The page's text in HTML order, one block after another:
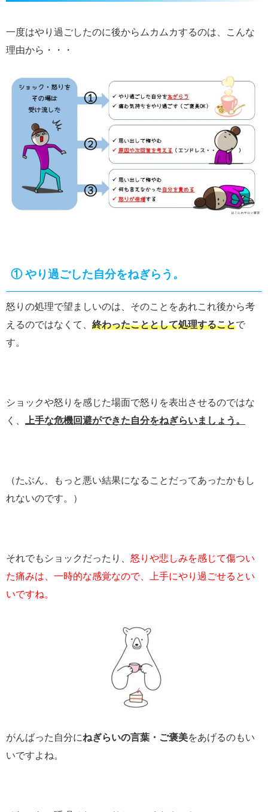
一度はやり過ごしたのに後からムカムカするのは、こんな
理由から・・・
① やり過ごした自分をねぎらう。
怒りの処理で望ましいのは、そのことをあれこれ後から考
えるのではなくて、 終わったこととして処理することで
す。
ショックや怒りを感じた場面で怒りを表出させるのではな
く、
上手な危機回避ができた自分をねぎらいましょう。
（たぶん、もっと悪い結果になることだってあったかもし
れないのです。）
それでもショックだったり、 怒りや悲しみを感じて傷つい
た痛みは、一時的な感覚なので、上手にやり過ごせるとい
いですね。
がんばった自分にねぎらいの言葉・ご褒美をあげるのもい
いですよね。